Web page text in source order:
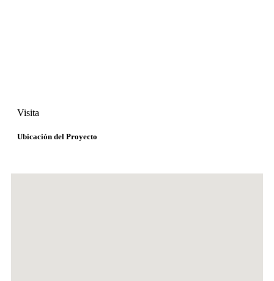
Visita
Ubicación del Proyecto